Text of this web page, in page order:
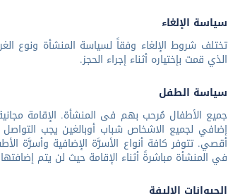
سياسة الإلغاء
تختلف شروط الإلغاء وفقاً لسياسة المنشأة ونوع
الذي قمت بإختياره أثناء إجراء الحجز.
سياسة الطفل
إضافي لجميع الاشخاص شباب أوبالغين يجب
أقصي. تتوفر كافة أنواع الأسرَّة الإضافية وأسرَّة
في المنشأة مباشرةً أثناء الإقامة حيث لن يتم